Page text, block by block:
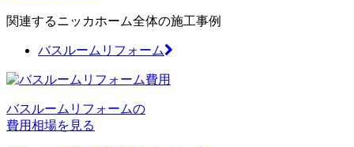
関連するニッカホーム全体の施工事例
バスルームリフォーム
バスルームリフォームの
費用相場を見る